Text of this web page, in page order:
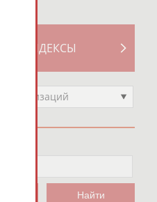
ИНДЕКСЫ
организаций